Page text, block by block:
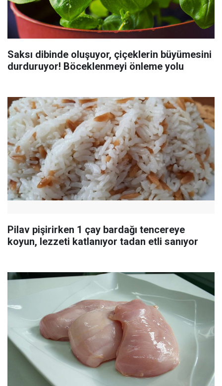
Saksı dibinde oluşuyor, çiçeklerin büyümesini
durduruyor! Böceklenmeyi önleme yolu
Pilav pişirirken 1 çay bardağı tencereye
koyun, lezzeti katlanıyor tadan etli sanıyor